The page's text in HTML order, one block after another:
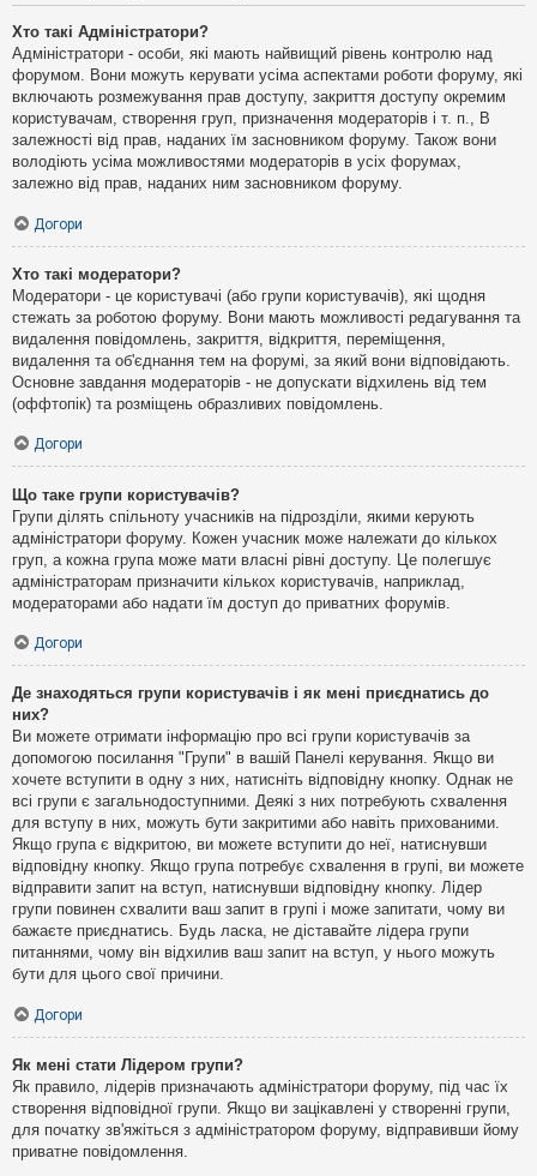
Хто такі Адміністратори?
Адміністратори - особи, які мають найвищий рівень контролю над
форумом. Вони можуть керувати усіма аспектами роботи форуму, які
включають розмежування прав доступу, закриття доступу окремим
користувачам, створення груп, призначення модераторів і т. п., В
залежності від прав, наданих їм засновником форуму. Також вони
володіють усіма можливостями модераторів в усіх форумах,
залежно від прав, наданих ним засновником форуму.
Догори
Хто такі модератори?
Модератори - це користувачі (або групи користувачів), які щодня
стежать за роботою форуму. Вони мають можливості редагування та
видалення повідомлень, закриття, відкриття, переміщення,
видалення та об'єднання тем на форумі, за який вони відповідають.
Основне завдання модераторів - не допускати відхилень від тем
(оффтопік) та розміщень образливих повідомлень.
Догори
Що таке групи користувачів?
Групи ділять спільноту учасників на підрозділи, якими керують
адміністратори форуму. Кожен учасник може належати до кількох
груп, а кожна група може мати власні рівні доступу. Це полегшує
адміністраторам призначити кількох користувачів, наприклад,
модераторами або надати їм доступ до приватних форумів.
Догори
Де знаходяться групи користувачів і як мені приєднатись до
них?
Ви можете отримати інформацію про всі групи користувачів за
допомогою посилання "Групи" в вашій Панелі керування. Якщо ви
хочете вступити в одну з них, натисніть відповідну кнопку. Однак не
всі групи є загальнодоступними. Деякі з них потребують схвалення
для вступу в них, можуть бути закритими або навіть прихованими.
Якщо група є відкритою, ви можете вступити до неї, натиснувши
відповідну кнопку. Якщо група потребує схвалення в групі, ви можете
відправити запит на вступ, натиснувши відповідну кнопку. Лідер
групи повинен схвалити ваш запит в групі і може запитати, чому ви
бажаєте приєднатись. Будь ласка, не діставайте лідера групи
питаннями, чому він відхилив ваш запит на вступ, у нього можуть
бути для цього свої причини.
Догори
Як мені стати Лідером групи?
Як правило, лідерів призначають адміністратори форуму, під час їх
створення відповідної групи. Якщо ви зацікавлені у створенні групи,
для початку зв'яжіться з адміністратором форуму, відправивши йому
приватне повідомлення.